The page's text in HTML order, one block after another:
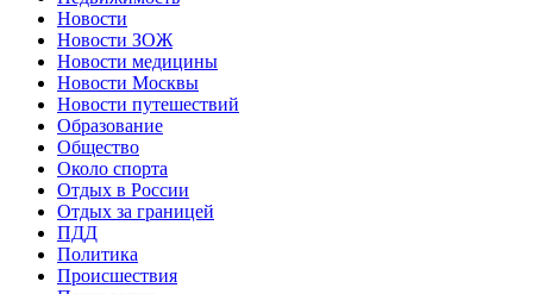
Новости
Новости ЗОЖ
Новости медицины
Новости Москвы
Новости путешествий
Образование
Общество
Около спорта
Отдых в России
Отдых за границей
ПДД
Политика
Происшествия